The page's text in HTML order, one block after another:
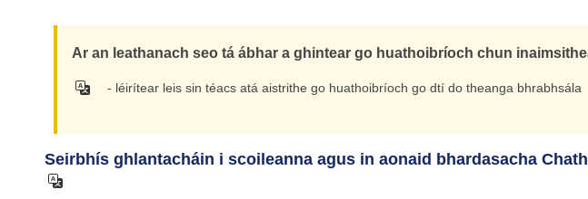
Ar an leathanach seo tá ábhar a ghintear go huathoibríoch chun
- léirítear leis sin téacs atá aistrithe go huathoibríoch go dtí do theanga bhrabhsála
Seirbhís ghlantacháin i scoileanna agus in aonaid bhardasacha